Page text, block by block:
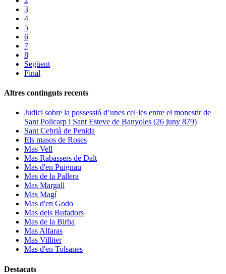
3
4
5
6
7
8
Següent
Final
Altres continguts recents
Judici sobre la possessió d’unes cel·les entre el monestir de
Sant Policarp i Sant Esteve de Banyoles (26 juny 879)
Sant Cebrià de Penida
Els masos de Roses
Mas Vell
Mas Rabassers de Dalt
Mas d'en Puignau
Mas de la Pallera
Mas Margall
Mas Magí
Mas d'en Godo
Mas dels Bufadors
Mas de la Birba
Mas Alfaras
Mas Villiter
Mas d'en Tolsanes
Destacats